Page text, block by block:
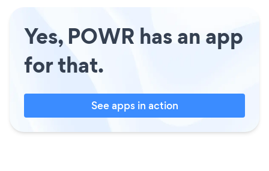
Yes, POWR has an app
for that.
See apps in action